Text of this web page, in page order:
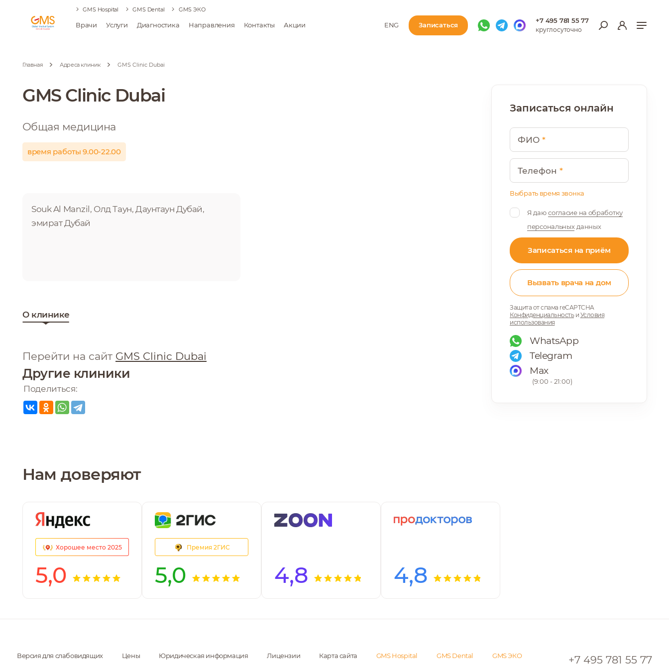
Врачи Услуги Диагностика Направления Контакты Акции
GMS Hospital GMS Dental GMS ЭКО
ENG Записаться
+7 495 781 55 77
круглосуточно
Главная Адреса клиник GMS Clinic Dubai
GMS Clinic Dubai
Общая медицина
время работы 9.00-22.00
Souk Al Manzil, Олд Таун, Даунтаун Дубай,
эмират Дубай
О клинике
Перейти на сайт GMS Clinic Dubai
Другие клиники
Поделиться:
Записаться онлайн
Ваше имя
ФИО *
Ваш телефон
Телефон *
Выбрать время звонка
С С - ДоДо
Я даю согласие на обработку
персональных данных
Записаться на приём
Вызвать врача на дом
Защита от спама reCAPTCHA
Конфиденциальностьи Условия
использования
WhatsApp
Telegram
Max
(9:00 - 21:00)
Нам доверяют
Хорошее место 2025
5,0
Премия 2ГИС
5,0 4,8 4,8
Версия для слабовидящих Цены Юридическая информация Лицензии Карта сайта GMS Hospital GMS Dental GMS ЭКО +7 495 781 55 77